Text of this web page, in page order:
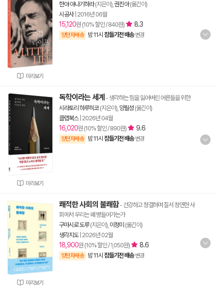
미리보기
한야 야나기하라(지은이), 권진아(옮긴이)
시공사| 2016년 06월
15,120원 (10% 할인 / 840원) 8.3
양탄자배송 밤 11시 잠들기전 배송 변경
미리보기
독학이라는 세계 - 생각하는 힘을 잃어버린 어른들을 위한
시라토리 하루히코(지은이), 양필성 (옮긴이)
클랩북스| 2026년 04월
16,020원 (10% 할인 / 890원) 9.6
양탄자배송 밤 11시 잠들기전 배송 변경
미리보기
쾌적한 사회의 불쾌함- 건강하고 청결하며 질서 정연한 사
회에서 우리는 왜 병들어가는가
구마시로 도루(지은이), 이정미 (옮긴이)
생각지도| 2026년 02월
18,900원 (10% 할인 / 1,050원) 8.6
양탄자배송 밤 11시 잠들기전 배송 변경